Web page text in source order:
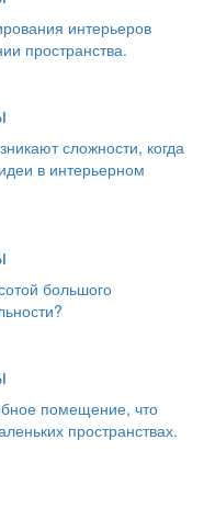
интерьеров
пространства.
сложности, когда
в интерьерном
большого
помещение, что
пространствах.